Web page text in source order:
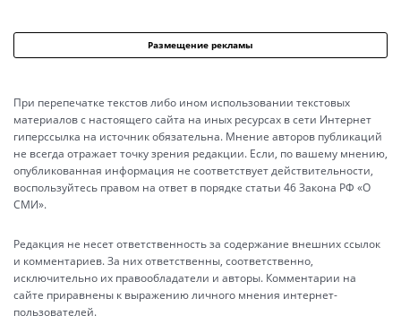
Размещение рекламы
При перепечатке текстов либо ином использовании текстовых
материалов с настоящего сайта на иных ресурсах в сети Интернет
гиперссылка на источник обязательна. Мнение авторов публикаций
не всегда отражает точку зрения редакции. Если, по вашему мнению,
опубликованная информация не соответствует действительности,
воспользуйтесь правом на ответ в порядке статьи 46 Закона РФ «О
СМИ».
Редакция не несет ответственность за содержание внешних ссылок
и комментариев. За них ответственны, соответственно,
исключительно их правообладатели и авторы. Комментарии на
сайте приравнены к выражению личного мнения интернет-
пользователей.